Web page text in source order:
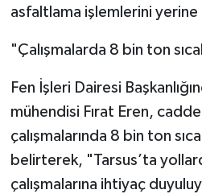
asfaltlama işlemlerini
"Çalışmalarda 8 bin ton
Fen İşleri Dairesi
mühendisi Fırat Eren,
çalışmalarında 8 bin ton
belirterek, "Tarsus’ta
çalışmalarına ihtiyaç